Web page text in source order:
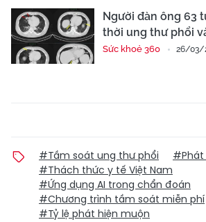
Người đàn ông 63
thời ung thư phổi
Sức khoẻ 360 26/03/
#Tầm soát ung thư phổi
#Phát
#Thách thức y tế Việt Nam
#Ứng dụng AI trong chẩn đoán
#Chương trình tầm soát miễn phí
#Tỷ lệ phát hiện muộn